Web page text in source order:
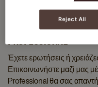
PROFESSIONAL
Έχετε ερωτήσεις ή
Επικοινωνήστε μαζί μας
Professional θα σας
Reject All